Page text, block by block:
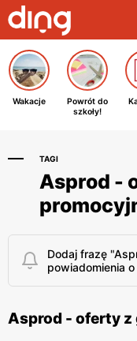
Wakacje
Powrót do
szkoły!
TAGI
Asprod -
Dodaj frazę
powiadomienia
Asprod - oferty z